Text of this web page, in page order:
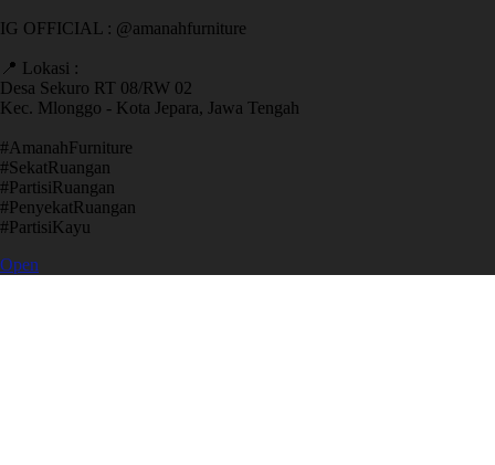
IG OFFICIAL : @amanahfurniture
📍 Lokasi :
Desa Sekuro RT 08/RW 02
Kec. Mlonggo - Kota Jepara, Jawa Tengah
​#AmanahFurniture
​#SekatRuangan
​#PartisiRuangan
​#PenyekatRuangan
​#PartisiKayu
Open